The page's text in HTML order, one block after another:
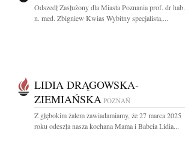
Odszedł Zasłużony dla Miasta Poznania prof. dr hab.
n. med. Zbigniew Kwias Wybitny specjalista,...
LIDIA DRĄGOWSKA-
ZIEMIAŃSKA POZNAŃ
Z głębokim żalem zawiadamiamy, że 27 marca 2025
roku odeszła nasza kochana Mama i Babcia Lidia...